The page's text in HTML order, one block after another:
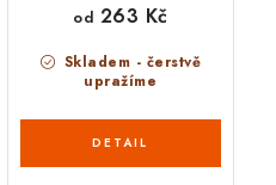
Skladem - čerstvě
upražíme
od 263 Kč